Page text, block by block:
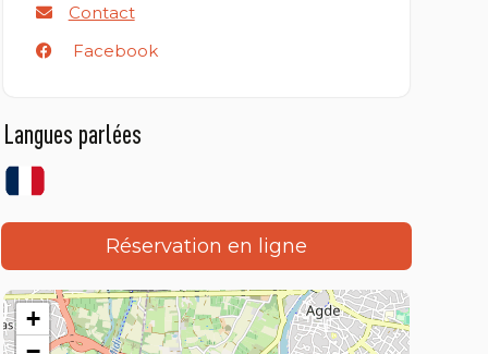
Contact
Facebook
Langues parlées
Réservation en ligne
+